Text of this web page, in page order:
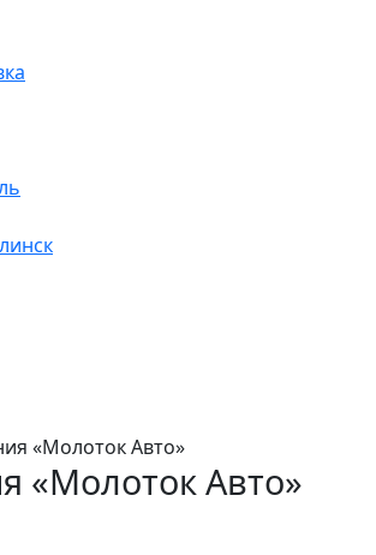
«Молоток Авто»
«Молоток Авто»